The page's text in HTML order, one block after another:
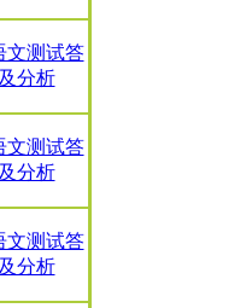
文测试答
分析
文测试答
分析
文测试答
分析